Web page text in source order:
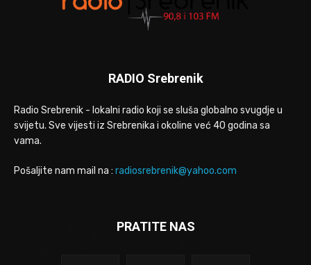
RADIO Srebrenik
Radio Srebrenik - lokalni radio koji se sluša globalno svugdje u
svijetu. Sve vijesti iz Srebrenika i okoline već 40 godina sa
vama.
Pošaljite nam mail na : radiosrebrenik@yahoo.com
PRATITE NAS